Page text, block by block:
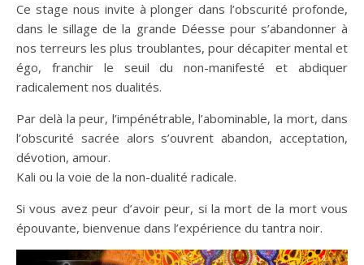
Ce stage nous invite à plonger dans l’obscurité profonde,
dans le sillage de la grande Déesse pour s’abandonner à
nos terreurs les plus troublantes, pour décapiter mental et
égo, franchir le seuil du non-manifesté et abdiquer
radicalement nos dualités.
Par delà la peur, l’impénétrable, l’abominable, la mort, dans
l’obscurité sacrée alors s’ouvrent abandon, acceptation,
dévotion, amour.
Kali ou la voie de la non-dualité radicale.
Si vous avez peur d’avoir peur, si la mort de la mort vous
épouvante, bienvenue dans l’expérience du tantra noir.